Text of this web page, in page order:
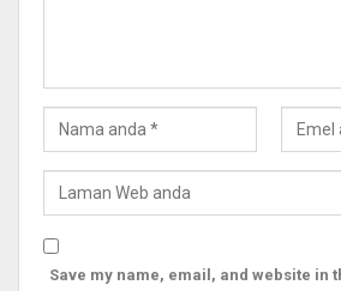
Save my name, email, and website in